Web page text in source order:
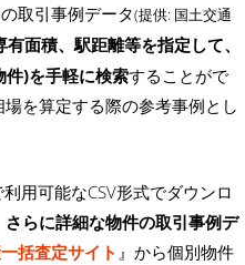
取引事例データ(提供: 国土交通
面積、駅距離等を指定して、
件)を手軽に検索することがで
を算定する際の参考事例とし
用可能なCSV形式でダウンロ
さらに詳細な物件の取引事例デ
括査定サイト 』から個別物件